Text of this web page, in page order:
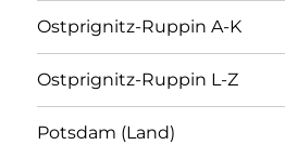
Ostprignitz-Ruppin A-K
Ostprignitz-Ruppin L-Z
Potsdam (Land)